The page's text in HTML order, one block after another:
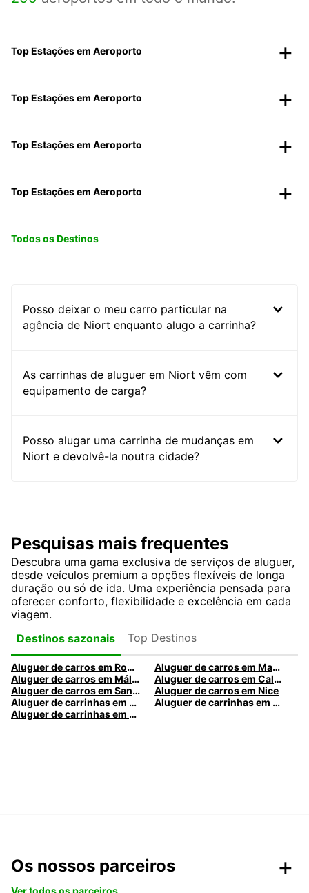
Top Estações em Aeroporto
Top Estações em Aeroporto
Top Estações em Aeroporto
Top Estações em Aeroporto
Todos os Destinos
Posso deixar o meu carro particular na
agência de Niort enquanto alugo a carrinha?
As carrinhas de aluguer em Niort vêm com
equipamento de carga?
Posso alugar uma carrinha de mudanças em
Niort e devolvê-la noutra cidade?
Pesquisas mais frequentes
Descubra uma gama exclusiva de serviços de aluguer,
desde veículos premium a opções flexíveis de longa
duração ou só de ida. Uma experiência pensada para
oferecer conforto, flexibilidade e excelência em cada
viagem.
Destinos sazonais
Top Destinos
Aluguer de carros em Roma
Aluguer de carros em Madrid
Aluguer de carros em Málaga
Aluguer de carros em Caldas da Rainha
Aluguer de carros em Santa Maria da Feira
Aluguer de carros em Nice
Aluguer de carrinhas em Nice
Aluguer de carrinhas em Santa Maria da Feira
Aluguer de carrinhas em Caldas da Rainha
Os nossos parceiros